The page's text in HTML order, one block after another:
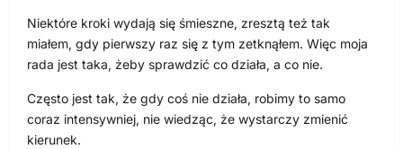
Niektóre kroki wydają się śmieszne, zresztą też tak
miałem, gdy pierwszy raz się z tym zetknąłem. Więc moja
rada jest taka, żeby sprawdzić co działa, a co nie.
Często jest tak, że gdy coś nie działa, robimy to samo
coraz intensywniej, nie wiedząc, że wystarczy zmienić
kierunek.